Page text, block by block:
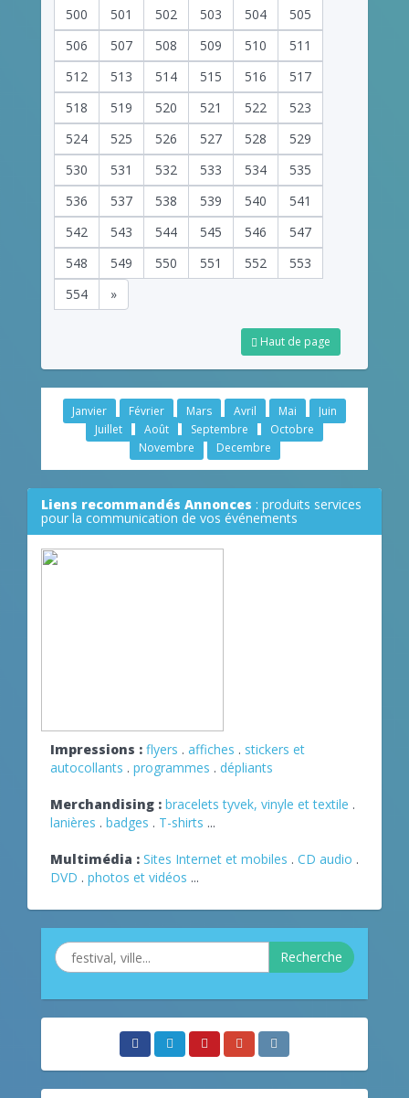
500 501 502 503 504
505
506
507 508 509 510
511
512
513 514 515 516
517
518
519 520 521 522
523
524
525 526 527 528
529
530
531 532 533 534
535
536
537 538 539 540
541
542
543 544 545 546
547
548
549 550 551 552
553
554
»
Haut de page
Janvier Février Mars Avril Mai
Juin
Juillet
Août Septembre
Octobre
Novembre
Decembre
Liens recommandés Annonces : produits services
pour la communication de vos événements
Impressions : flyers . affiches . stickers et
autocollants . programmes . dépliants
Merchandising : bracelets tyvek, vinyle et textile .
lanières . badges . T-shirts ...
Multimédia : Sites Internet et mobiles . CD audio .
DVD . photos et vidéos ...
Recherche